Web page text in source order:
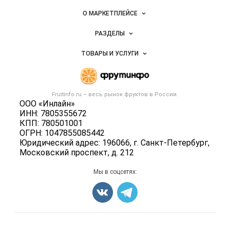
фруктов
Важные разделы и контакты
Fruitinfo.ru – весь рынок фруктов в России.
ООО «Инлайн»
ИНН: 7805355672
КПП: 780501001
ОГРН: 1047855085442
Юридический адрес: 196066, г. Санкт-Петербург,
Московский проспект, д. 212
Навигация по сайтуО МАРКЕТПЛЕЙСЕ
Новости Fruitinfo.ru
Размещение рекламы
Публичная оферта
Контактная информация
Политика обработки персональных данных
РАЗДЕЛЫ
Объявления
Новости рынка
ТОВАРЫ И УСЛУГИ
Готовая продукция
Фрукты
Грибы
Оборудование
Карта объявлений
Мы в соцсетях: